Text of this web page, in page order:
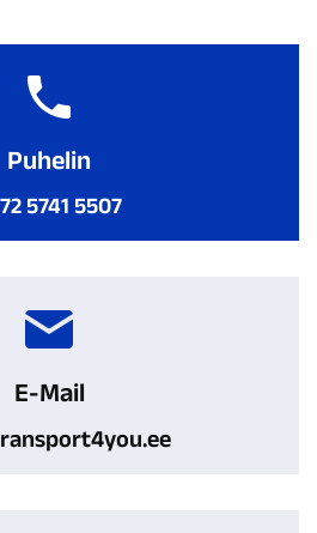
Puhelin
5741 5507
E-Mail